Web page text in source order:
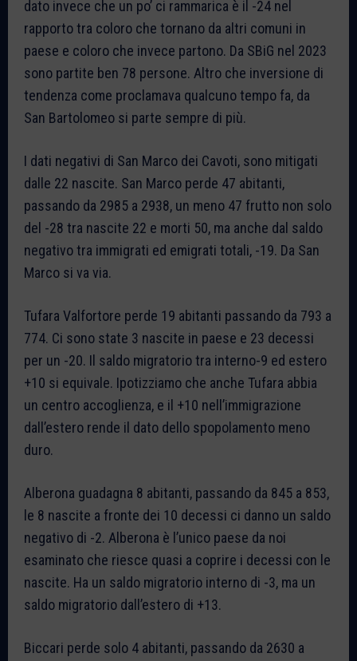
dato invece che un po’ ci rammarica è il -24 nel
rapporto tra coloro che tornano da altri comuni in
paese e coloro che invece partono. Da SBiG nel 2023
sono partite ben 78 persone. Altro che inversione di
tendenza come proclamava qualcuno tempo fa, da
San Bartolomeo si parte sempre di più.
I dati negativi di San Marco dei Cavoti, sono mitigati
dalle 22 nascite. San Marco perde 47 abitanti,
passando da 2985 a 2938, un meno 47 frutto non solo
del -28 tra nascite 22 e morti 50, ma anche dal saldo
negativo tra immigrati ed emigrati totali, -19. Da San
Marco si va via.
Tufara Valfortore perde 19 abitanti passando da 793 a
774. Ci sono state 3 nascite in paese e 23 decessi
per un -20. Il saldo migratorio tra interno-9 ed estero
+10 si equivale. Ipotizziamo che anche Tufara abbia
un centro accoglienza, e il +10 nell’immigrazione
dall’estero rende il dato dello spopolamento meno
duro.
Alberona guadagna 8 abitanti, passando da 845 a 853,
le 8 nascite a fronte dei 10 decessi ci danno un saldo
negativo di -2. Alberona è l’unico paese da noi
esaminato che riesce quasi a coprire i decessi con le
nascite. Ha un saldo migratorio interno di -3, ma un
saldo migratorio dall’estero di +13.
Biccari perde solo 4 abitanti, passando da 2630 a